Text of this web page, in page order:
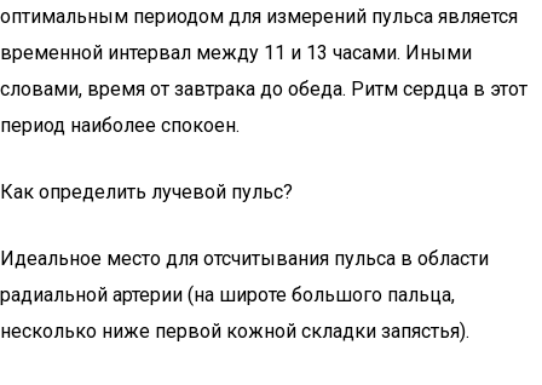
оптимальным периодом для измерений пульса является
временной интервал между 11 и 13 часами. Иными
словами, время от завтрака до обеда. Ритм сердца в этот
период наиболее спокоен.
Как определить лучевой пульс?
Идеальное место для отсчитывания пульса в области
радиальной артерии (на широте большого пальца,
несколько ниже первой кожной складки запястья).